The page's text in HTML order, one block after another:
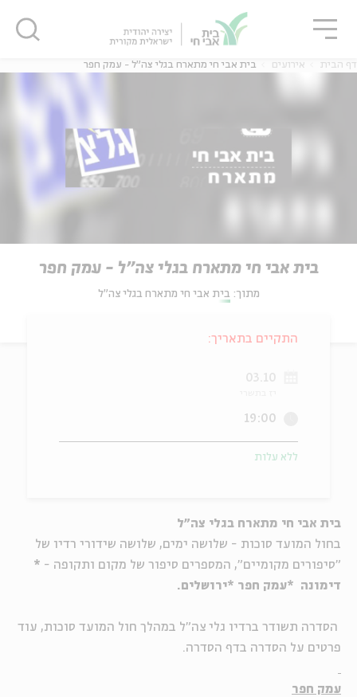
דף הבית אירועים בית אבי חי מתארח בגלי צה"ל - עמק חפר
בית אבי חי מתארח בגלי צה"ל - עמק חפר
מתוך: בית אבי חי מתארח בגלי צה"ל
בית אבי חי מתארח בגלי צה"ל
בחול המועד סוכות - שלושה ימים, שלושה שידורי רדיו של
"סיפורים מקומיים", המספרים סיפור של מקום ותקופה - *
דימונה *עמק חפר *ירושלים.
הסדרה תשודר ברדיו גלי צה"ל במהלך חול המועד סוכות, עוד
פרטים על הסדרה בדף הסדרה.
עמק חפר
התקיים בתאריך:
03.10
19:00
ללא עלות
סגור